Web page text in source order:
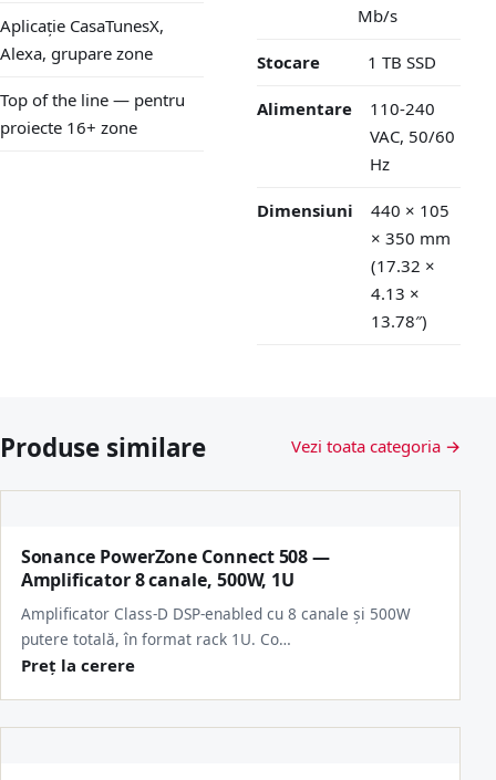
Aplicație CasaTunesX,
Alexa, grupare zone
Top of the line — pentru
proiecte 16+ zone
Mb/s
Stocare 1 TB SSD
Alimentare
110-240
VAC, 50/60
Hz
Dimensiuni
440 × 105
× 350 mm
(17.32 ×
4.13 ×
13.78″)
Produse similare Vezi toata categoria →
Sonance PowerZone Connect 508 —
Amplificator 8 canale, 500W, 1U
Amplificator Class-D DSP-enabled cu 8 canale și 500W
putere totală, în format rack 1U. Co…
Preț la cerere